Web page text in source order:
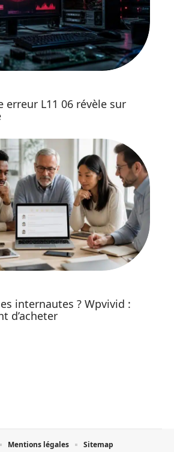
erreur L11 06 révèle sur
internautes ? Wpvivid :
d’acheter
Mentions légales Sitemap